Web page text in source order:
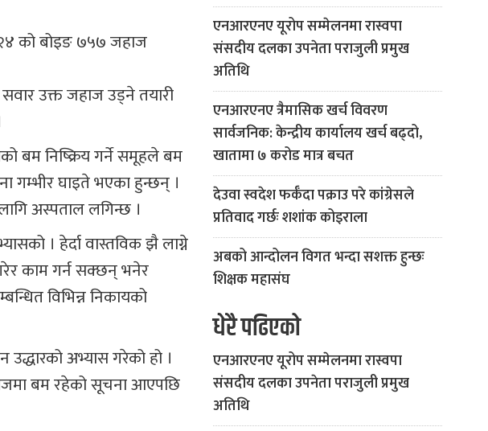
को बोइङ ७५७ जहाज
उक्त जहाज उड्ने तयारी
बम निष्क्रिय गर्ने समूहले बम
गम्भीर घाइते भएका हुन्छन् ।
अस्पताल लगिन्छ ।
। हेर्दा वास्तविक झै लाग्ने
काम गर्न सक्छन् भनेर
विभिन्न निकायको
अभ्यास गरेको हो ।
बम रहेको सूचना आएपछि
एनआरएनए यूरोप सम्मेलनमा रास्वपा
संसदीय दलका उपनेता पराजुली प्रमुख
अतिथि
एनआरएनए त्रैमासिक खर्च विवरण
सार्वजनिक: केन्द्रीय कार्यालय खर्च बढ्दो,
खातामा ७ करोड मात्र बचत
देउवा स्वदेश फर्कँदा पक्राउ परे कांग्रेसले
प्रतिवाद गर्छः शशांक कोइराला
अबको आन्दोलन विगत भन्दा सशक्त हुन्छः
शिक्षक महासंघ
धेरै पढिएको
एनआरएनए यूरोप सम्मेलनमा रास्वपा
संसदीय दलका उपनेता पराजुली प्रमुख
अतिथि